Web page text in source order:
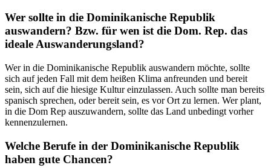
Wer sollte in die Dominikanische Republik
auswandern? Bzw. für wen ist die Dom. Rep. das
ideale Auswanderungsland?
Wer in die Dominikanische Republik auswandern möchte, sollte
sich auf jeden Fall mit dem heißen Klima anfreunden und bereit
sein, sich auf die hiesige Kultur einzulassen. Auch sollte man bereits
spanisch sprechen, oder bereit sein, es vor Ort zu lernen. Wer plant,
in die Dom Rep auszuwandern, sollte das Land unbedingt vorher
kennenzulernen.
Welche Berufe in der Dominikanische Republik
haben gute Chancen?